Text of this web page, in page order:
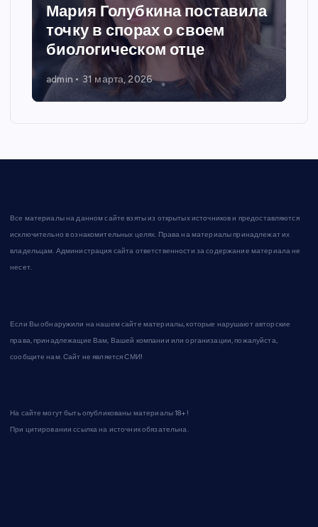
Мария Голубкина поставила
точку в спорах о своем
биологическом отце
admin 31 марта, 2026
Все материалы на данном сайте взяты из открытых источников и предоставляются
исключительно в ознакомительных целях. Права на материалы принадлежат их
владельцам. Администрация сайта ответственности за содержание материала не
несет.
Если Вы обнаружили на нашем сайте материалы, которые нарушают авторские
права, принадлежащие Вам, Вашей компании или организации, пожалуйста,
сообщите нам. Сайт не является СМИ!
На сайте могут быть опубликованы материалы 18+!
При цитировании ссылка на источник обязательна.